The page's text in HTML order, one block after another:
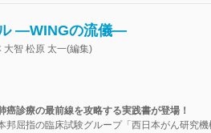
―WINGの流儀―
大智 松原 太一(編集)
癌診療の最前線を攻略する実践書が登場！
邦屈指の臨床試験グループ「西日本がん研究機